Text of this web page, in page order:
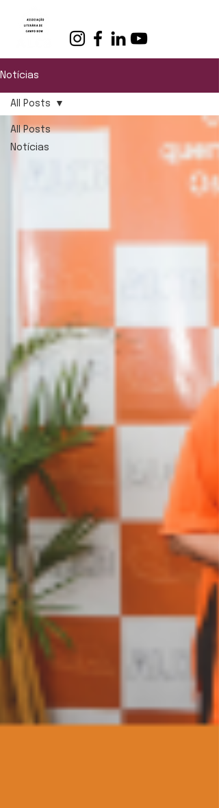
Notícias
All Posts
Notícias
All Posts